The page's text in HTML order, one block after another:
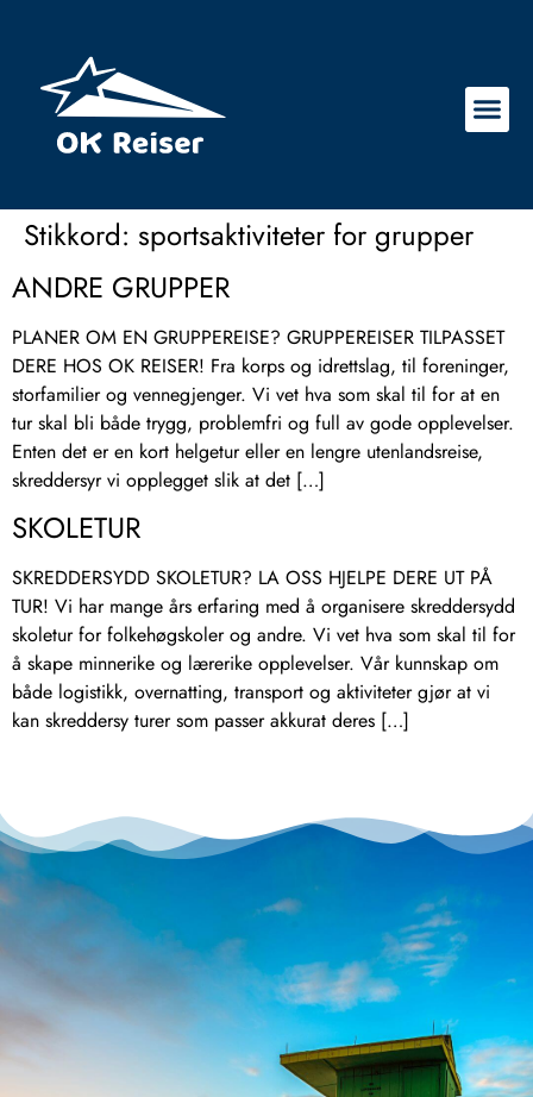
Stikkord: sportsaktiviteter for grupper
ANDRE GRUPPER
PLANER OM EN GRUPPEREISE? GRUPPEREISER TILPASSET
DERE HOS OK REISER! Fra korps og idrettslag, til foreninger,
storfamilier og vennegjenger. Vi vet hva som skal til for at en
tur skal bli både trygg, problemfri og full av gode opplevelser.
Enten det er en kort helgetur eller en lengre utenlandsreise,
skreddersyr vi opplegget slik at det […]
SKOLETUR
SKREDDERSYDD SKOLETUR? LA OSS HJELPE DERE UT PÅ
TUR! Vi har mange års erfaring med å organisere skreddersydd
skoletur for folkehøgskoler og andre. Vi vet hva som skal til for
å skape minnerike og lærerike opplevelser. Vår kunnskap om
både logistikk, overnatting, transport og aktiviteter gjør at vi
kan skreddersy turer som passer akkurat deres […]